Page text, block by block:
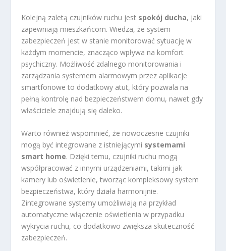
Kolejną zaletą czujników ruchu jest spokój ducha, jaki
zapewniają mieszkańcom. Wiedza, że system
zabezpieczeń jest w stanie monitorować sytuację w
każdym momencie, znacząco wpływa na komfort
psychiczny. Możliwość zdalnego monitorowania i
zarządzania systemem alarmowym przez aplikacje
smartfonowe to dodatkowy atut, który pozwala na
pełną kontrolę nad bezpieczeństwem domu, nawet gdy
właściciele znajdują się daleko.
Warto również wspomnieć, że nowoczesne czujniki
mogą być integrowane z istniejącymi systemami
smart home. Dzięki temu, czujniki ruchu mogą
współpracować z innymi urządzeniami, takimi jak
kamery lub oświetlenie, tworząc kompleksowy system
bezpieczeństwa, który działa harmonijnie.
Zintegrowane systemy umożliwiają na przykład
automatyczne włączenie oświetlenia w przypadku
wykrycia ruchu, co dodatkowo zwiększa skuteczność
zabezpieczeń.